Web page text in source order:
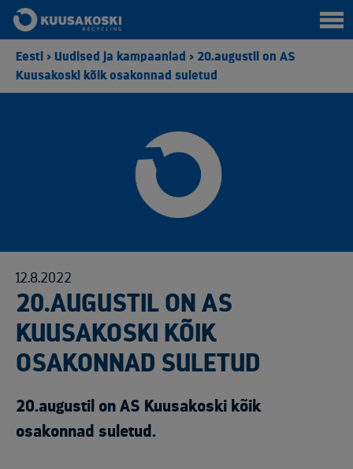
Eesti > Uudised ja kampaaniad > 20.augustil on AS
Kuusakoski kõik osakonnad suletud
12.8.2022
20.AUGUSTIL ON AS
KUUSAKOSKI KÕIK
OSAKONNAD SULETUD
20.augustil on AS Kuusakoski kõik
osakonnad suletud.